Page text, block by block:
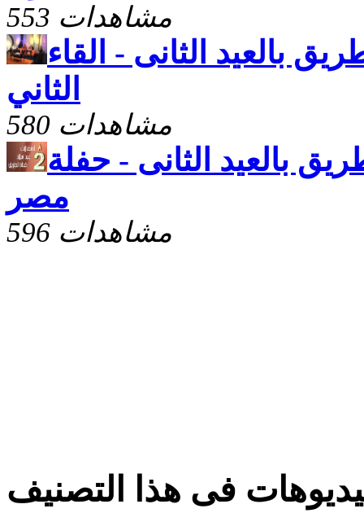
553 مشاهدات
بالعيد الثانى - القاء
الثاني
580 مشاهدات
بالعيد الثانى - حفلة
مصر
596 مشاهدات
فى هذا التصنيف